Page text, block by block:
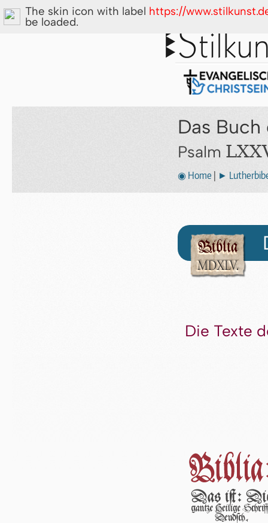
Das Buch
Psalm
◉ Home ►
Die Texte
The skin icon with label https://
be loaded.